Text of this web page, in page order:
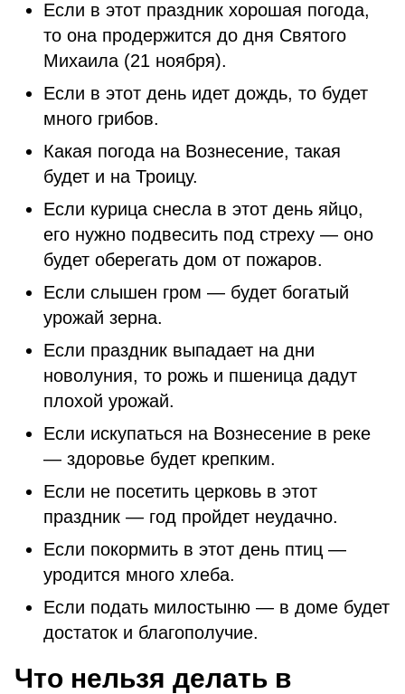
Если в этот праздник хорошая погода,
то она продержится до дня Святого
Михаила (21 ноября).
Если в этот день идет дождь, то будет
много грибов.
Какая погода на Вознесение, такая
будет и на Троицу.
Если курица снесла в этот день яйцо,
его нужно подвесить под стреху — оно
будет оберегать дом от пожаров.
Если слышен гром — будет богатый
урожай зерна.
Если праздник выпадает на дни
новолуния, то рожь и пшеница дадут
плохой урожай.
Если искупаться на Вознесение в реке
— здоровье будет крепким.
Если не посетить церковь в этот
праздник — год пройдет неудачно.
Если покормить в этот день птиц —
уродится много хлеба.
Если подать милостыню — в доме будет
достаток и благополучие.
Что нельзя делать в